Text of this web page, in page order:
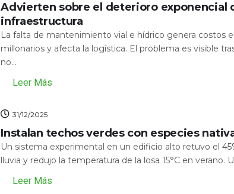
Advierten sobre el deterioro exponencial
infraestructura
La falta de mantenimiento vial e hídrico genera costos
millonarios y afecta la logística. El problema es visible
no...
Leer Más
31/12/2025
Instalan techos verdes con especies
Un sistema experimental en un edificio alto retuvo el
lluvia y redujo la temperatura de la losa 15°C en verano.
Leer Más